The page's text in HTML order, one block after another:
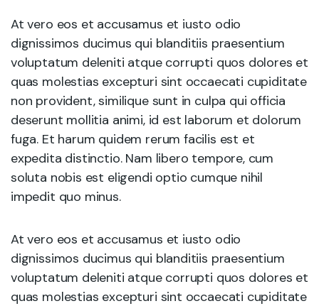
At vero eos et accusamus et iusto odio
dignissimos ducimus qui blanditiis praesentium
voluptatum deleniti atque corrupti quos dolores et
quas molestias excepturi sint occaecati cupiditate
non provident, similique sunt in culpa qui officia
deserunt mollitia animi, id est laborum et dolorum
fuga. Et harum quidem rerum facilis est et
expedita distinctio. Nam libero tempore, cum
soluta nobis est eligendi optio cumque nihil
impedit quo minus.
At vero eos et accusamus et iusto odio
dignissimos ducimus qui blanditiis praesentium
voluptatum deleniti atque corrupti quos dolores et
quas molestias excepturi sint occaecati cupiditate